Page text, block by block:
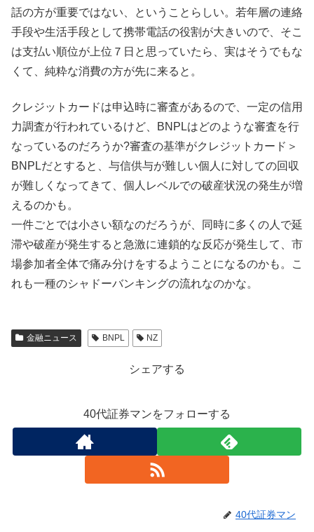
話の方が重要ではない、ということらしい。若年層の連絡
手段や生活手段として携帯電話の役割が大きいので、そこ
は支払い順位が上位７日と思っていたら、実はそうでもな
くて、純粋な消費の方が先に来ると。
クレジットカードは申込時に審査があるので、一定の信用
力調査が行われているけど、BNPLはどのような審査を行
なっているのだろうか?審査の基準がクレジットカード＞
BNPLだとすると、与信供与が難しい個人に対しての回収
が難しくなってきて、個人レベルでの破産状況の発生が増
えるのかも。
一件ごとでは小さい額なのだろうが、同時に多くの人で延
滞や破産が発生すると急激に連鎖的な反応が発生して、市
場参加者全体で痛み分けをするようことになるのかも。こ
れも一種のシャドーバンキングの流れなのかな。
金融ニュース BNPL NZ
シェアする
40代証券マンをフォローする
40代証券マン